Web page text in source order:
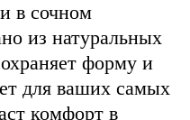
в сочном
из натуральных
форму и
для ваших самых
комфорт в